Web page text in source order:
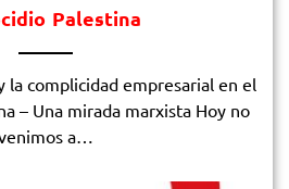
Palestina
la complicidad empresarial en el
– Una mirada marxista Hoy no
a…